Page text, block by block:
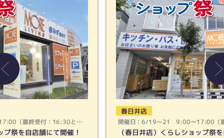
開催日：6/19〜21 9:00〜17:00（最終受付：16:30とな
ります）
（春日井店）くらしショップ祭を自店舗にて開催！